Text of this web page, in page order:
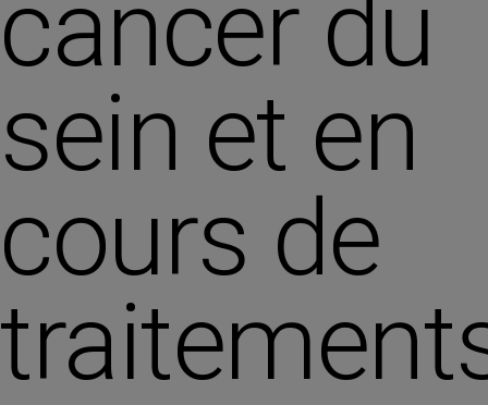
cancer du
sein et en
cours de